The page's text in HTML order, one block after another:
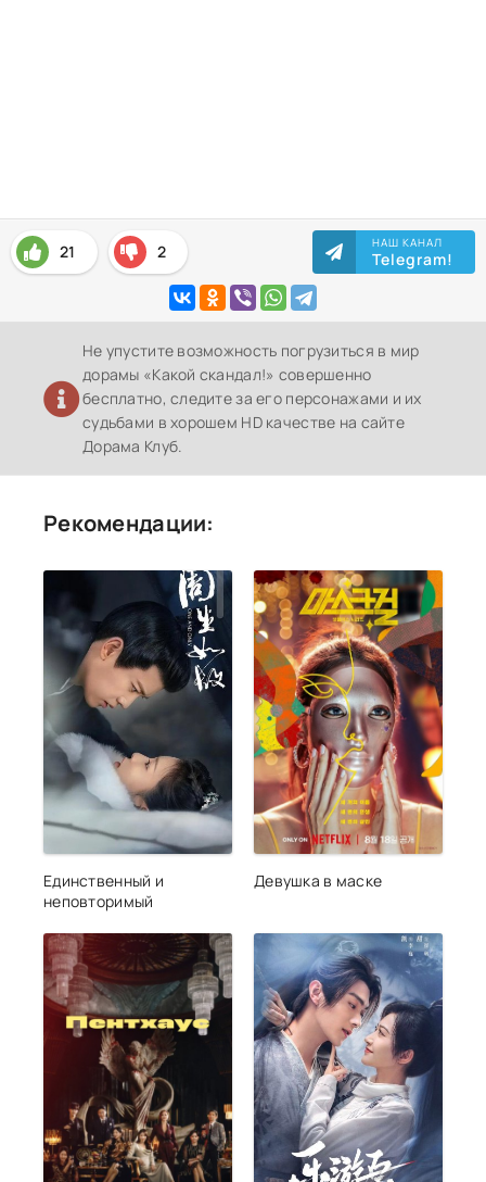
21 2 НАШ КАНАЛ
Telegram!
Не упустите возможность погрузиться в мир
дорамы «Какой скандал!» совершенно
бесплатно, следите за его персонажами и их
судьбами в хорошем HD качестве на сайте
Дорама Клуб.
Рекомендации:
Единственный и
неповторимый
Девушка в маске